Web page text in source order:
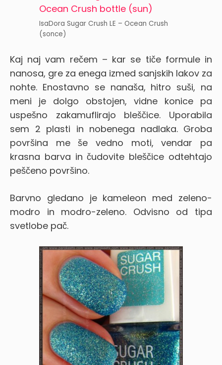
IsaDora Sugar Crush LE – Ocean Crush
(sonce)
Kaj naj vam rečem – kar se tiče formule in
nanosa, gre za enega izmed sanjskih lakov za
nohte. Enostavno se nanaša, hitro suši, na
meni je dolgo obstojen, vidne konice pa
uspešno zakamuflirajo bleščice. Uporabila
sem 2 plasti in nobenega nadlaka. Groba
površina me še vedno moti, vendar pa
krasna barva in čudovite bleščice odtehtajo
peščeno površino.
Barvno gledano je kameleon med zeleno-
modro in modro-zeleno. Odvisno od tipa
svetlobe pač.